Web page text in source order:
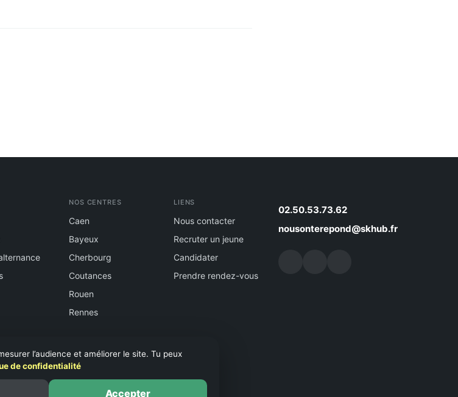
NOS CENTRES
Caen
Bayeux
Cherbourg
Coutances
Rouen
Rennes
LIENS
Nous contacter
Recruter un jeune
Candidater
Prendre rendez-vous
02.50.53.73.62
nousonterepond@skhub.fr
l’audience et améliorer le site. Tu peux
de confidentialité
Accepter